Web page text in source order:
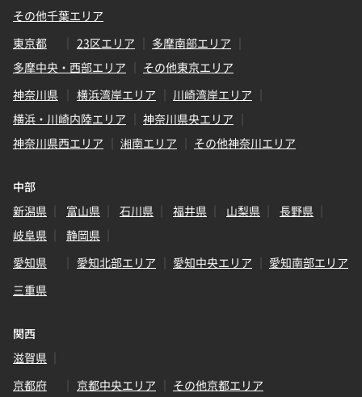
その他千葉エリア
東京都
23区エリア
多摩南部エリア
多摩中央・西部エリア
その他東京エリア
神奈川県
横浜湾岸エリア
川崎湾岸エリア
横浜・川崎内陸エリア
神奈川県央エリア
神奈川県西エリア
湘南エリア その他神奈川エリア
中部
新潟県
富山県 石川県 福井県 山梨県
長野県
岐阜県
静岡県
愛知県
愛知北部エリア 愛知中央エリア
愛知南部エリア
三重県
関西
滋賀県
京都府
京都中央エリア
その他京都エリア